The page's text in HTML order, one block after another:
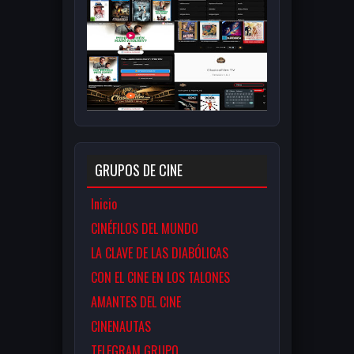
GRUPOS DE CINE
Inicio
CINÉFILOS DEL MUNDO
LA CLAVE DE LAS DIABÓLICAS
CON EL CINE EN LOS TALONES
AMANTES DEL CINE
CINENAUTAS